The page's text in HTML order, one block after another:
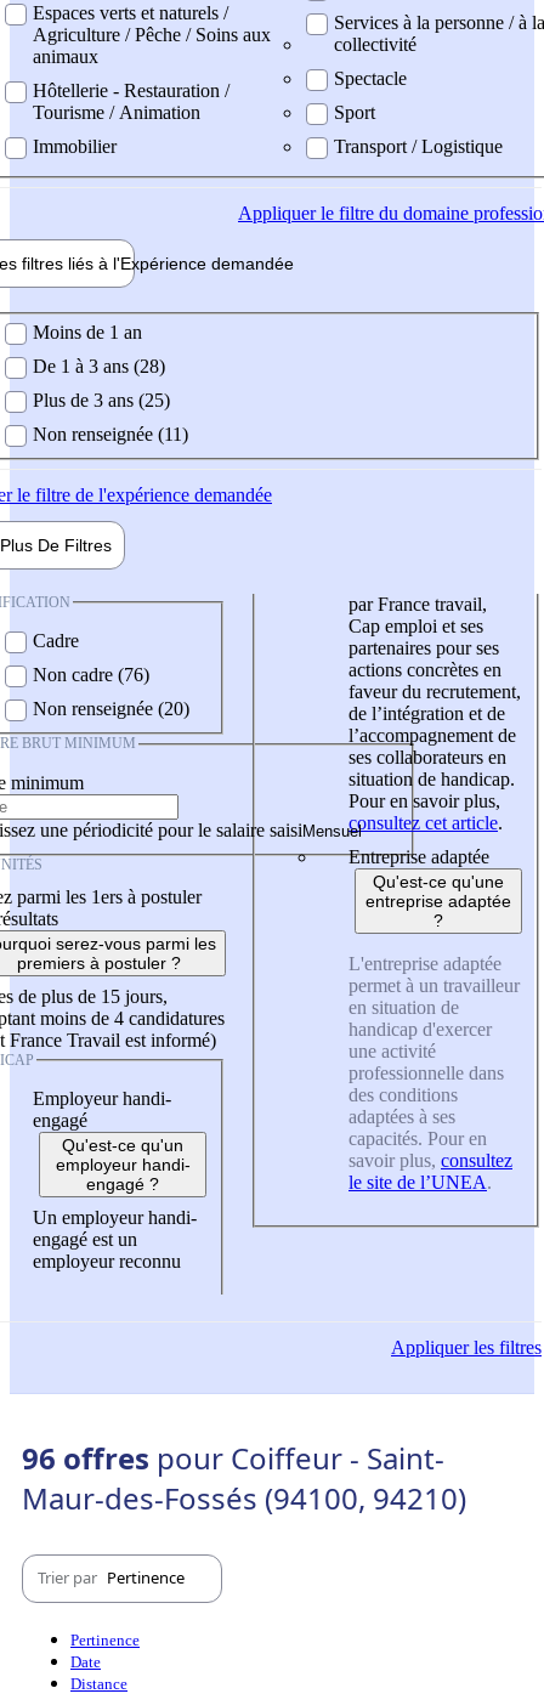
Espaces verts et naturels /
Agriculture / Pêche / Soins aux
animaux
Hôtellerie - Restauration /
Tourisme / Animation
Immobilier
Services à la personne / à la
collectivité
Spectacle
Sport
Transport / Logistique
Appliquerle filtre du domaine
filtres liés à l'Expérience demandée
demandée
Moins de 1 an
De 1 à 3 ans (28)
Plus de 3 ans (25)
Non renseignée (11)
le filtre de l'expérience demandée
Plus De Filtres
Cadre
Non cadre (76)
Non renseignée (20)
BRUT MINIMUM
minimum
une périodicité pour le salaire saisi
parmi les 1ers à postuler
serez-vous parmi les
premiers à postuler ?
de plus de 15 jours,
moins de 4 candidatures
France Travail est informé)
Employeur handi-
engagé
Qu'est-ce qu'un
employeur handi-
engagé ?
Un employeur handi-
engagé est un
employeur reconnu
par France travail,
Cap emploi et ses
partenaires pour ses
actions concrètes en
faveur du recrutement,
de l’intégration et de
l’accompagnement de
ses collaborateurs en
situation de handicap.
Pour en savoir plus,
consultez cet article.
Entreprise adaptée
Qu'est-ce qu'une
entreprise adaptée
?
L'entreprise adaptée
permet à un travailleur
en situation de
handicap d'exercer
une activité
professionnelle dans
des conditions
adaptées à ses
capacités. Pour en
savoir plus, consultez
le site de l’UNEA.
Appliquerles filtres
96 offres pour Coiffeur - Saint-
Maur-des-Fossés (94100, 94210)
Trier par Pertinence
Pertinence
Date
Distance